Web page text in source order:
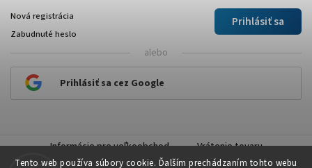
Tento web používa súbory cookie. Ďalším prechádzaním tohto webu
Prihlásiť sa
Nová registrácia
Zabudnuté heslo
alebo
Prihlásiť sa cez Google
Informácie pre veľkoobchod Vrátenie tovaru